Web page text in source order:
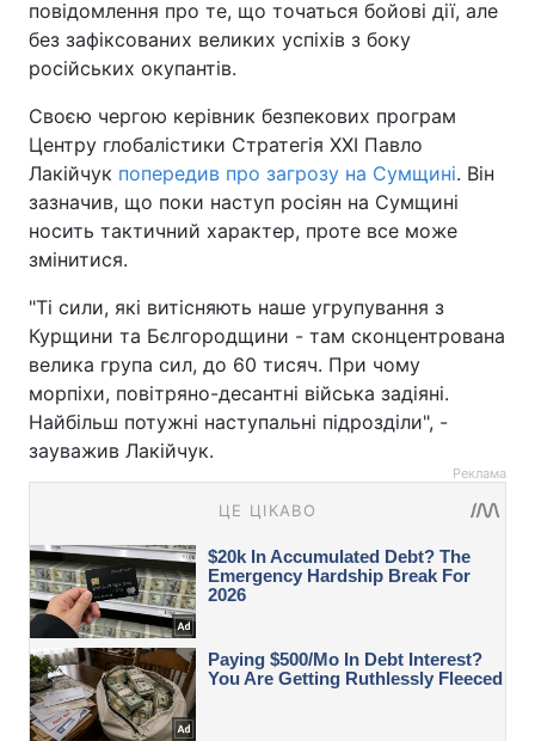
повідомлення про те, що точаться бойові дії, але
без зафіксованих великих успіхів з боку
російських окупантів.
Своєю чергою керівник безпекових програм
Центру глобалістики Стратегія ХХI Павло
Лакійчук попередив про загрозу на Сумщині. Він
зазначив, що поки наступ росіян на Сумщині
носить тактичний характер, проте все може
змінитися.
"Ті сили, які витісняють наше угрупування з
Курщини та Бєлгородщини - там сконцентрована
велика група сил, до 60 тисяч. При чому
морпіхи, повітряно-десантні війська задіяні.
Найбільш потужні наступальні підрозділи", -
зауважив Лакійчук.
Реклама